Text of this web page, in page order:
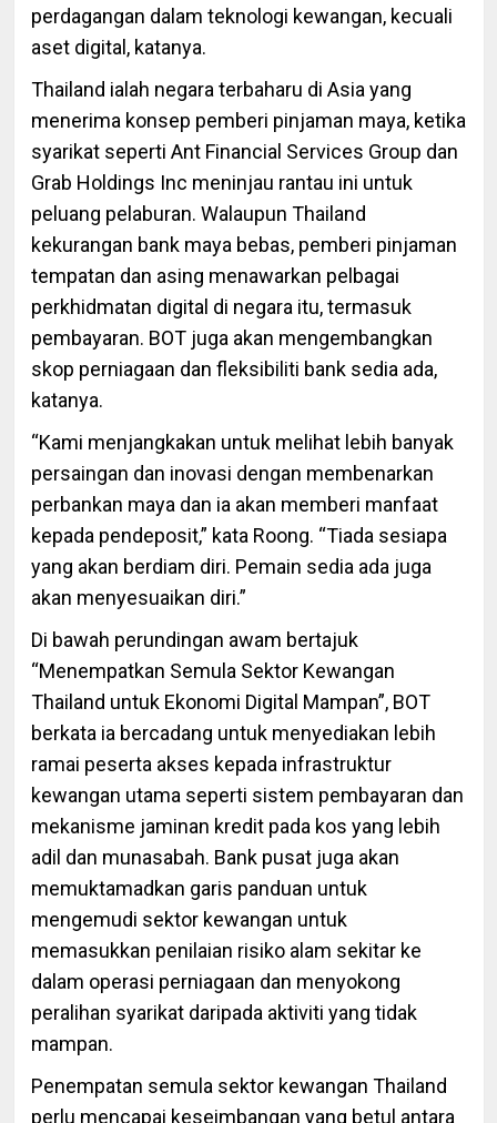
perdagangan dalam teknologi kewangan, kecuali
aset digital, katanya.
Thailand ialah negara terbaharu di Asia yang
menerima konsep pemberi pinjaman maya, ketika
syarikat seperti Ant Financial Services Group dan
Grab Holdings Inc meninjau rantau ini untuk
peluang pelaburan. Walaupun Thailand
kekurangan bank maya bebas, pemberi pinjaman
tempatan dan asing menawarkan pelbagai
perkhidmatan digital di negara itu, termasuk
pembayaran. BOT juga akan mengembangkan
skop perniagaan dan fleksibiliti bank sedia ada,
katanya.
“Kami menjangkakan untuk melihat lebih banyak
persaingan dan inovasi dengan membenarkan
perbankan maya dan ia akan memberi manfaat
kepada pendeposit,” kata Roong. “Tiada sesiapa
yang akan berdiam diri. Pemain sedia ada juga
akan menyesuaikan diri.”
Di bawah perundingan awam bertajuk
“Menempatkan Semula Sektor Kewangan
Thailand untuk Ekonomi Digital Mampan”, BOT
berkata ia bercadang untuk menyediakan lebih
ramai peserta akses kepada infrastruktur
kewangan utama seperti sistem pembayaran dan
mekanisme jaminan kredit pada kos yang lebih
adil dan munasabah. Bank pusat juga akan
memuktamadkan garis panduan untuk
mengemudi sektor kewangan untuk
memasukkan penilaian risiko alam sekitar ke
dalam operasi perniagaan dan menyokong
peralihan syarikat daripada aktiviti yang tidak
mampan.
Penempatan semula sektor kewangan Thailand
perlu mencapai keseimbangan yang betul antara